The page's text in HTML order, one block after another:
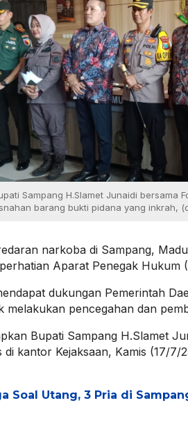
Sampang H.Slamet Junaidi bersama
barang bukti pidana yang inkrah,
narkoba di Sampang,
Aparat Penegak Hukum
dukungan Pemerintah
melakukan pencegahan dan
Bupati Sampang H.Slamet
kantor Kejaksaan, Kamis (17/7/
Soal Utang, 3 Pria di